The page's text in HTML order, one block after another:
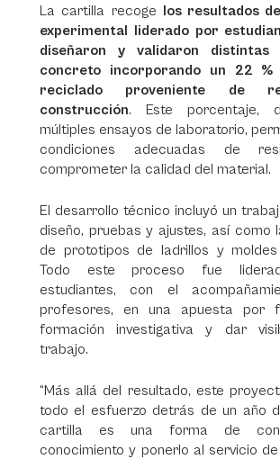
La cartilla recoge los resultados
experimental liderado por
diseñaron y validaron distintas
concreto incorporando un 22 %
reciclado proveniente de
construcción. Este porcentaje,
múltiples ensayos de laboratorio,
condiciones adecuadas de
comprometer la calidad del material.
El desarrollo técnico incluyó un
diseño, pruebas y ajustes, así como
de prototipos de ladrillos y moldes
Todo este proceso fue
estudiantes, con el
profesores, en una apuesta por
formación investigativa y dar
trabajo.
“Más allá del resultado, este
todo el esfuerzo detrás de un año
cartilla es una forma de
conocimiento y ponerlo al servicio de